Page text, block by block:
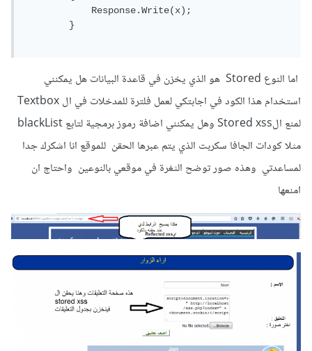
Response.Write(x);
}
اما النوع Stored هو الذي يخزن في قاعدة البيانات هل يمكنني
استخدام هذا الكود في اجابتكي لعمل فلترة للمدخلات في ال Textbox
لمنع الStored xss وهل يمكنني اضافة رموز برمجية لتابع blackList
مثلا كودات الجافا سكربت الذي يتم عبرها الحقن للموقع انا اشكرك جدا
لمساعدتي وهذه صور توضح الثغرة في موقعي بالنوعين واحتاج ان
امنعها